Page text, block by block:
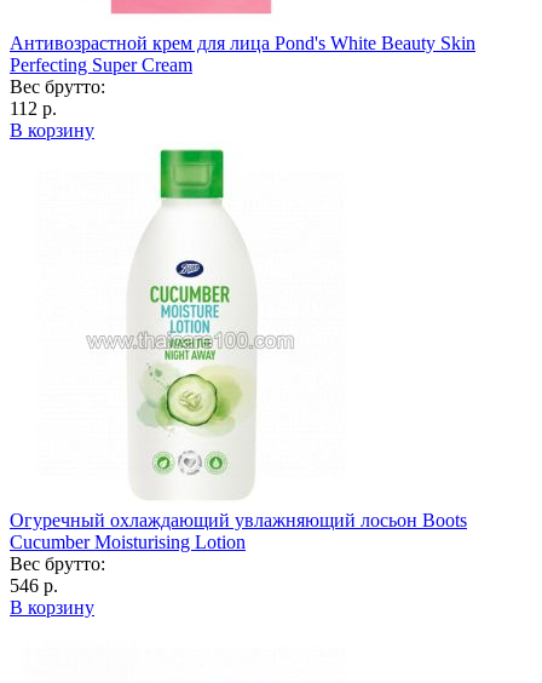
Антивозрастной крем для лица Pond's White Beauty Skin
Perfecting Super Cream
Вес брутто:
112 р.
В корзину
Огуречный охлаждающий увлажняющий лосьон Boots
Cucumber Moisturising Lotion
Вес брутто:
546 р.
В корзину